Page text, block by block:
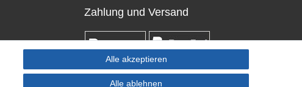
Zahlung und Versand
Alle akzeptieren
Alle ablehnen